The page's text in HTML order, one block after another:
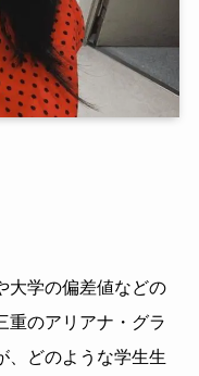
大学の偏差値などの
重のアリアナ・グラ
、どのような学生生